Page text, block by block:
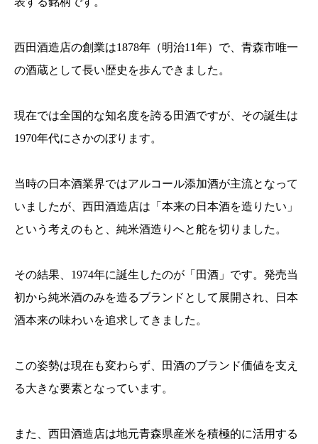
西田酒造店の創業は1878年（明治11年）で、青森市唯一
の酒蔵として長い歴史を歩んできました。
現在では全国的な知名度を誇る田酒ですが、その誕生は
1970年代にさかのぼります。
当時の日本酒業界ではアルコール添加酒が主流となって
いましたが、西田酒造店は「本来の日本酒を造りたい」
という考えのもと、純米酒造りへと舵を切りました。
その結果、1974年に誕生したのが「田酒」です。発売当
初から純米酒のみを造るブランドとして展開され、日本
酒本来の味わいを追求してきました。
この姿勢は現在も変わらず、田酒のブランド価値を支え
る大きな要素となっています。
また、西田酒造店は地元青森県産米を積極的に活用する